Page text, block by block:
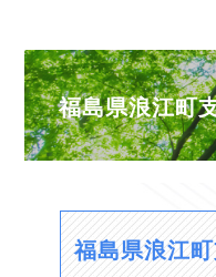
福島県浪江町
福島県浪江